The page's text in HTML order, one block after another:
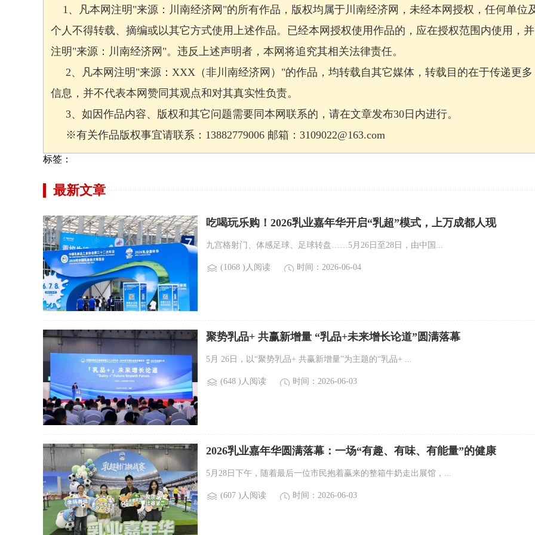
1、凡本网注明"来源：川南经济网"的所有作品，版权均属于川南经济网，未经本网授权，任何单位
个人不得转载、摘编或以其它方式使用上述作品。已经本网授权使用作品的，应在授权范围内使用，并
注明"来源：川南经济网"。违反上述声明者，本网将追究其相关法律责任。
2、凡本网注明"来源：XXX（非川南经济网）"的作品，均转载自其它媒体，转载目的在于传递更多
信息，并不代表本网赞同其观点和对其真实性负责。
3、如因作品内容、版权和其它问题需要同本网联系的，请在文章发布30日内进行。
※有关作品版权事宜请联系：13882779006 邮箱：3109022@163.com
标签：
最新文章
吃喝玩乐购！2026乳业嘉年华开启“乳超”模式，上万成都人现
九宫格射门、体感足球、足球转盘……5月26日至28日，由中国...
(1068 )人阅读 时间：2026-06-04
聚势乳品+ 共赢新增量 “乳品+未来增长论道”圆满落幕
5月 26日，以“聚势乳品+ 共赢新增量”为主题的“乳品+ ...
(648 )人阅读 时间：2026-06-03
2026乳业嘉年华圆满落幕：一场“有趣、有味、有能量”的健康
5月28日下午，随着最后一位市民抱着赢来的整箱牛奶走出展馆，...
(607 )人阅读 时间：2026-06-03